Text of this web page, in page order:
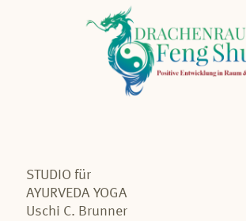
STUDIO für
AYURVEDA YOGA
Uschi C. Brunner